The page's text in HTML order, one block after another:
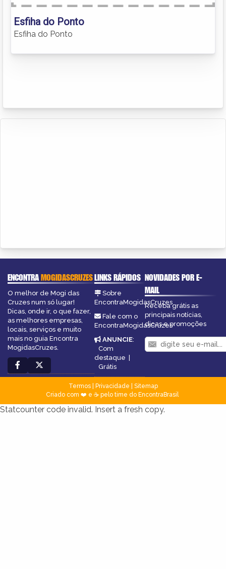
Esfiha do Ponto
Esfiha do Ponto
ENCONTRAMOGIDASCRUZES
O melhor de Mogi das
Cruzes num só lugar!
Dicas, onde ir, o que fazer,
as melhores empresas,
locais, serviços e muito
mais no guia Encontra
MogidasCruzes.
LINKS RÁPIDOS
Sobre
EncontraMogidasCruzes
Fale com o
EncontraMogidasCruzes
ANUNCIE:
Com
destaque |
Grátis
NOVIDADES POR E-
MAIL
Receba grátis as
principais notícias,
dicas e promoções
Termos| Privacidade
Sitemap
Criado com ❤️ e ☕ pelo time do EncontraBrasil
Statcounter code invalid. Insert a fresh copy.